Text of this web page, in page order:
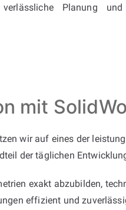
Planung und
mit
wir auf eines der
der täglichen
exakt abzubilden,
effizient und